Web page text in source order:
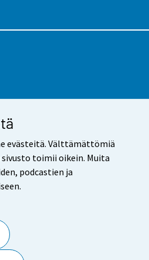
evästeitä. Välttämättömiä
toimii oikein. Muita
podcastien ja